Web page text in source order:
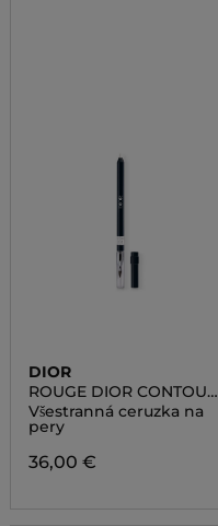
DIOR
ROUGE DIOR CONTOUR
UNIVERSAL
Všestranná ceruzka na
pery
36,00 €